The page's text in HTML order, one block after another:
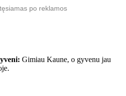
po reklamos
Gimiau Kaune, o gyvenu jau